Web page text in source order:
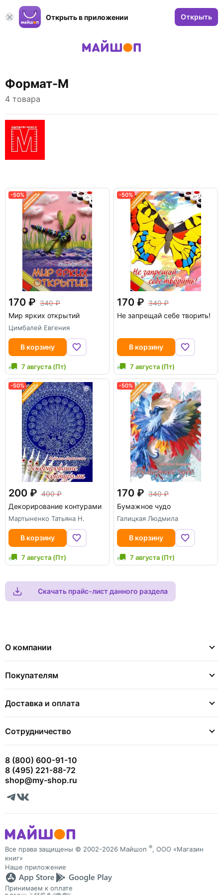
Открыть в приложении Открыть
Формат-М
4 товара
-50%
170
340
Мир ярких открытий
Цимбалей Евгения
В корзину
7 августа (Пт)
-50%
170
340
Не запрещай себе творить!
В корзину
7 августа (Пт)
-50%
200
400
Декорирование контурами
Мартыненко Татьяна Н.
В корзину
7 августа (Пт)
-50%
170
340
Бумажное чудо
Галицкая Людмила
В корзину
7 августа (Пт)
Скачать прайс-лист данного раздела
О компании
Покупателям
Доставка и оплата
Сотрудничество
8 (800) 600-91-10
8 (495) 221-88-72
shop@my-shop.ru
Все права защищены © 2002-2026 Майшоп ®, ООО «Магазин
книг»
Наше приложение
Принимаем к оплате